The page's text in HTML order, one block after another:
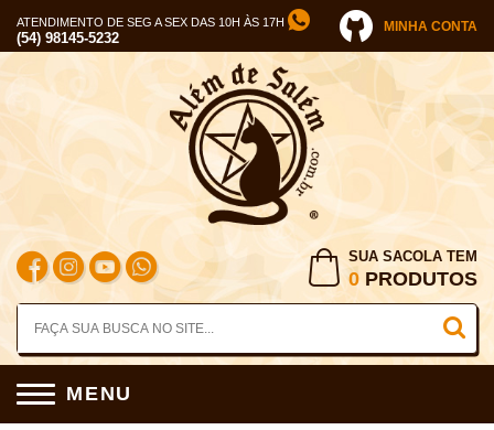
ATENDIMENTO DE SEG A SEX DAS 10H ÀS 17H
(54) 98145-5232
MINHA CONTA
SUA SACOLA TEM
0 PRODUTOS
MENU